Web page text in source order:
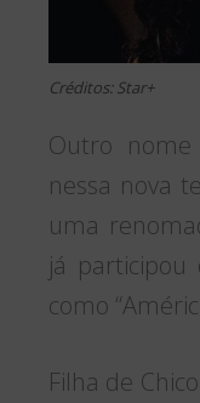
Créditos: Star+
Outro
nessa nova
uma
já participou
como
Filha de